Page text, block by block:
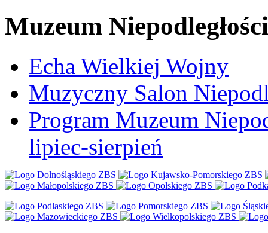
Muzeum Niepodległości
Echa Wielkiej Wojny
Muzyczny Salon
Program Muzeum
lipiec-sierpień